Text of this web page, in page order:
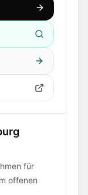
für
offenen